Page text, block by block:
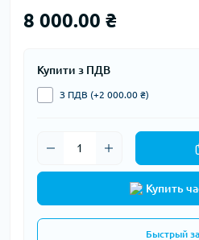
8 000.00 ₴
Купити з ПДВ
З ПДВ (+2 000.00 ₴)
Купить
Быстрый